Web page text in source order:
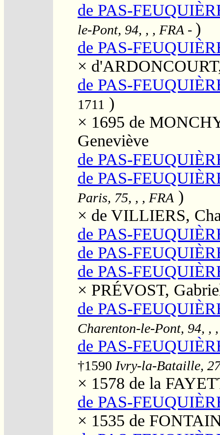
de PAS-
le-Pont, 94, , , FRA - )
de PAS-
×
de PAS-
1711 )
× 1695 de
Geneviève
de PAS-
de PAS-
Paris, 75, , , FRA )
× de VILLIERS,
de PAS-
de PAS-
de PAS-
× PRÉVOST,
de PAS-
Charenton-le-Pont, 94, ,
de PAS-
†1590 Ivry-la-Bataille,
× 1578 de la
de PAS-
× 1535 de